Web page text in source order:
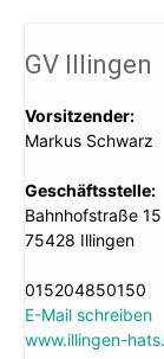
GV Illingen
Vorsitzender:
Markus Schwarz
Geschäftsstelle:
Bahnhofstraße 15
75428 Illingen
015204850150
E-Mail schreiben
www.illingen-